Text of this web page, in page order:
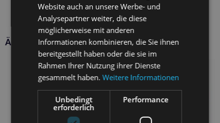
Ähnliche Produkte
Website auch an unsere Werbe- und
Analysepartner weiter, die diese
möglicherweise mit anderen
Informationen kombinieren, die Sie ihnen
bereitgestellt haben oder die sie im
Rahmen Ihrer Nutzung ihrer Dienste
gesammelt haben.Weitere Informationen
Unbedingt
erforderlich
Performance